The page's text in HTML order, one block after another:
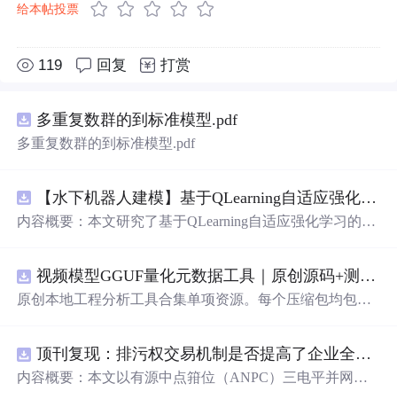
给本帖投票
119 回复 打赏
多重复数群的到标准模型.pdf
多重复数群的到标准模型.pdf
【水下机器人建模】基于QLearning自适应强化学习PID控制器在AUV中的应用研究（Matlab代码实现）
内容概要：本文研究了基于QLearning自适应强化学习的PI
探讨了将强化学习算法QLearning与传统PID控制相结合的
方法，以提升AUV在复杂、时变及非线性水下环境中的自
arning算法在线动态优化PID控制器的比例、积分和微分参
数，从而实现对系统误差、响应速度、超调量等性能指标
的综合优化。通过Matlab仿真实验验证了该复合控制策略
视频模型GGUF量化元数据工具｜原创源码+测试+离线报告
原创本地工程分析工具合集单项资源。每个压缩包均包含
行效果图、README、运行说明、功能清单、MIT License
及原创授权声明。Node.js 18+ 可直接运行，零第三方运行
顶刊复现：排污权交易机制是否提高了企业全要素生产率 -来自中国上市公司的证据（论文+数据）
内容概要：本文以有源中点箝位（ANPC）三电平并网逆